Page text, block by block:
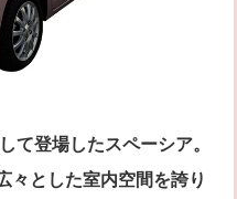
て登場したスペーシア。
々とした室内空間を誇り